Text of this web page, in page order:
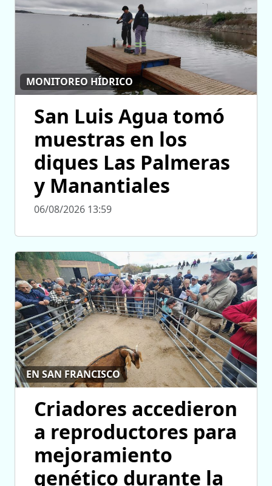
MONITOREO HÍDRICO
San Luis Agua tomó
muestras en los
diques Las Palmeras
y Manantiales
06/08/2026 13:59
EN SAN FRANCISCO
Criadores accedieron
a reproductores para
mejoramiento
genético durante la